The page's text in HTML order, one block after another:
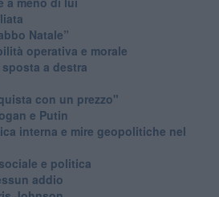
Natale”
operativa e morale
a destra
con un prezzo"
e Putin
interna e mire geopolitiche nel
e politica
addio